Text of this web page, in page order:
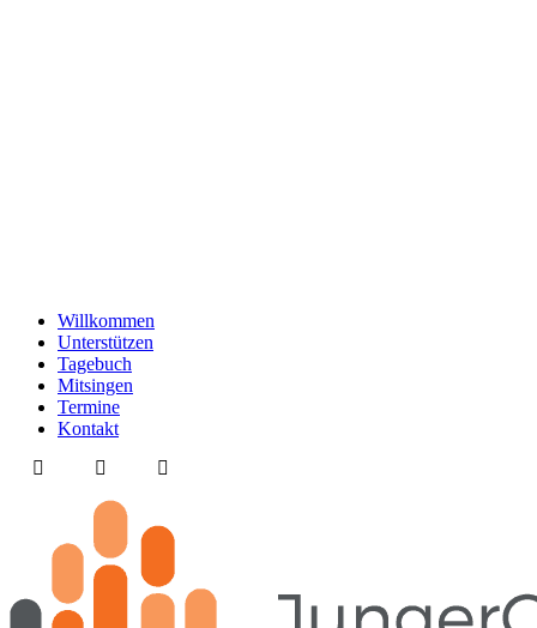
Willkommen
Unterstützen
Tagebuch
Mitsingen
Termine
Kontakt